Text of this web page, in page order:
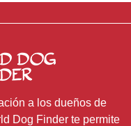
a los dueños de
Dog Finder te permite